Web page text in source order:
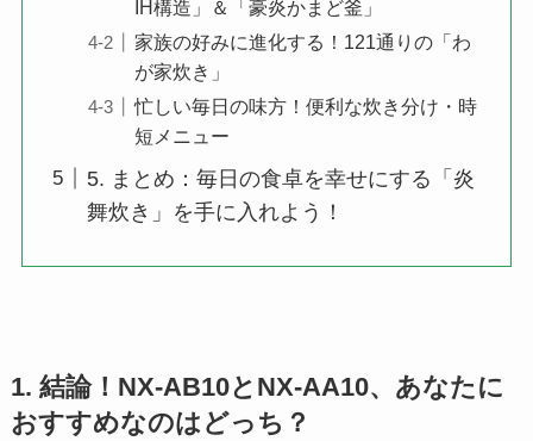
IH構造」＆「豪炎かまど釜」
家族の好みに進化する！121通りの「わ
が家炊き」
忙しい毎日の味方！便利な炊き分け・時
短メニュー
5. まとめ：毎日の食卓を幸せにする「炎
舞炊き」を手に入れよう！
1. 結論！NX-AB10とNX-AA10、あなたに
おすすめなのはどっち？